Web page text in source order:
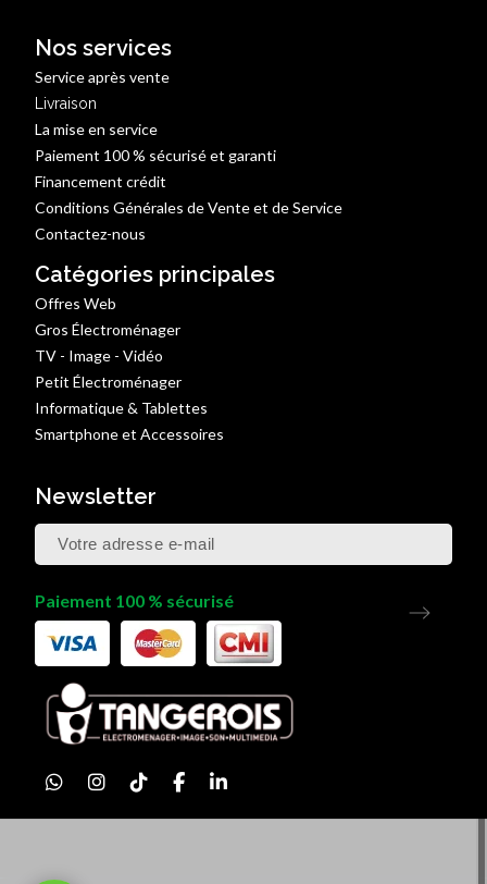
Nos services
Service après vente
Livraison
La mise en service
Paiement 100 % sécurisé et garanti
Financement crédit
Conditions Générales de Vente et de Service
Contactez-nous
Catégories principales
Offres Web
Gros Électroménager
TV - Image - Vidéo
Petit Électroménager
Informatique & Tablettes
Smartphone et Accessoires
Newsletter
Paiement 100 % sécurisé